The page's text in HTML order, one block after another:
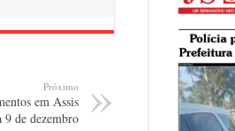
Próximo
em Assis
9 de dezembro